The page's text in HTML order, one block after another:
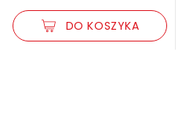
DO KOSZYKA